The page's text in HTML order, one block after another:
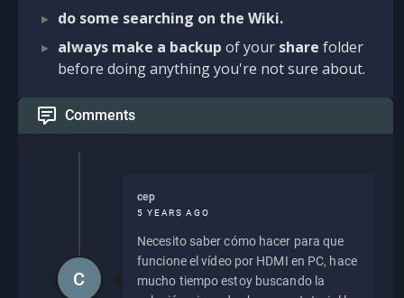
do some searching on the Wiki.
always make a backup of your share folder
before doing anything you're not sure about.
Comments
cep
5 YEARS AGO
Necesito saber cómo hacer para que
funcione el vídeo por HDMI en PC, hace
mucho tiempo estoy buscando la
C